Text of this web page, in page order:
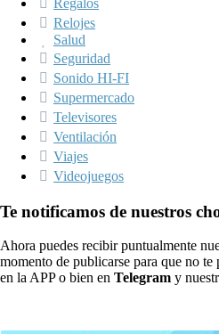
Relojes
Salud
Seguridad
Sonido HI-FI
Supermercado
Televisores
Ventilación
Viajes
Videojuegos
Te notificamos de nuestros
Ahora puedes recibir puntualmente
momento de publicarse para que no
en la APP o bien en Telegram y